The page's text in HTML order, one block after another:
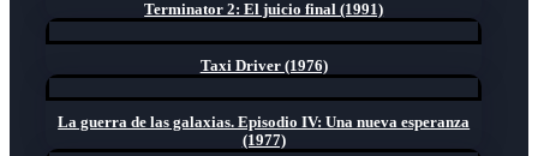
Terminator 2: El juicio final (1991)
Taxi Driver (1976)
La guerra de las galaxias. Episodio IV: Una nueva esperanza
(1977)